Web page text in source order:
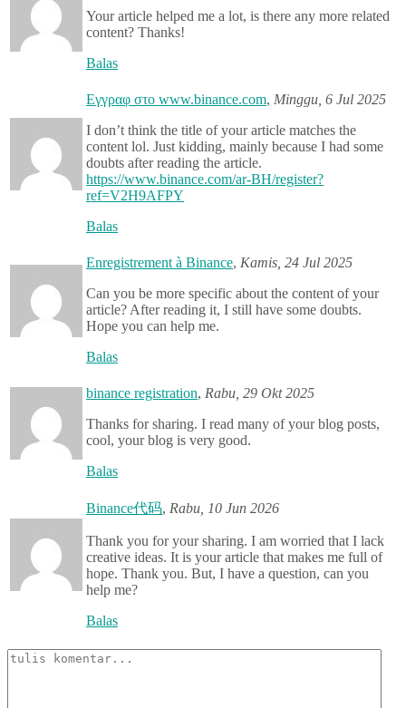
Your article helped me a lot, is there any more related
content? Thanks!
Balas
Εγγραφ στο www.binance.com, Minggu, 6 Jul 2025
I don’t think the title of your article matches the
content lol. Just kidding, mainly because I had some
doubts after reading the article.
https://www.binance.com/ar-BH/register?
ref=V2H9AFPY
Balas
Enregistrement à Binance, Kamis, 24 Jul 2025
Can you be more specific about the content of your
article? After reading it, I still have some doubts.
Hope you can help me.
Balas
binance registration, Rabu, 29 Okt 2025
Thanks for sharing. I read many of your blog posts,
cool, your blog is very good.
Balas
Binance代码, Rabu, 10 Jun 2026
Thank you for your sharing. I am worried that I lack
creative ideas. It is your article that makes me full of
hope. Thank you. But, I have a question, can you
help me?
Balas